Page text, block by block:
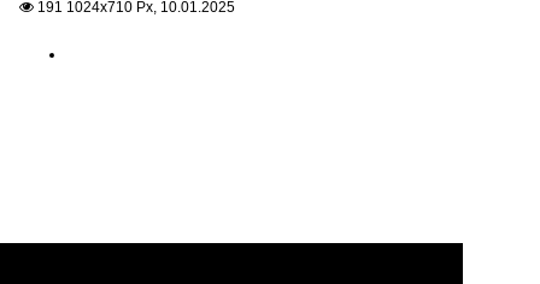
 191 1024x710 Px, 10.01.2025